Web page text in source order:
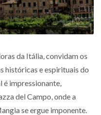
da Itália, convidam os
históricas e espirituais do
é impressionante,
del Campo, onde a
se ergue imponente.